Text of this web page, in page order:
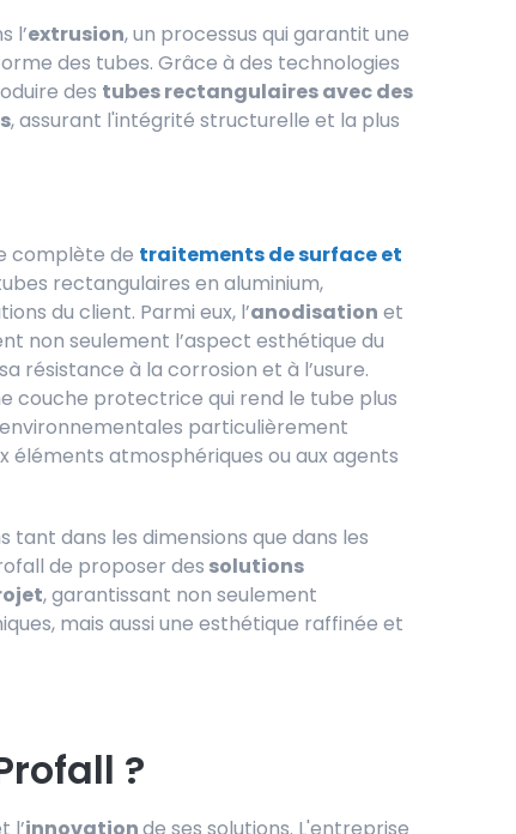
l’extrusion, un processus qui garantit une
des tubes. Grâce à des technologies
des tubes rectangulaires avec des
, assurant l'intégrité structurelle et la plus
complète de traitements de surface et
rectangulaires en aluminium,
du client. Parmi eux, l’anodisation et
non seulement l’aspect esthétique du
résistance à la corrosion et à l’usure.
couche protectrice qui rend le tube plus
particulièrement
éléments atmosphériques ou aux agents
tant dans les dimensions que dans les
de proposer des solutions
, garantissant non seulement
mais aussi une esthétique raffinée et
?
l’innovationde ses solutions. L'entreprise